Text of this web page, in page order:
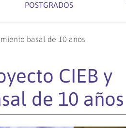
POSTGRADOS
basal de 10 años
CIEB y
de 10 años